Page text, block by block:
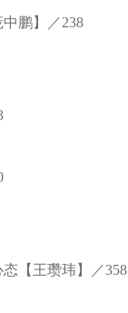
鹏】／238
【王瓒玮】／358